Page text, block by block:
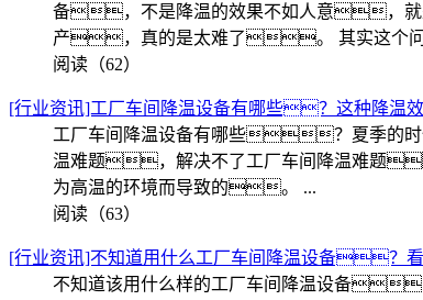
备，不是降温的效果不如人意，
产，真的是太难了。 其实这个问
阅读（62）
[行业资讯]工厂车间降温设备有哪些？这种降温
工厂车间降温设备有哪些？夏季的
温难题，解决不了工厂车间降温难题
为高温的环境而导致的。 ...
阅读（63）
[行业资讯]不知道用什么工厂车间降温设备？
不知道该用什么样的工厂车间降温设备